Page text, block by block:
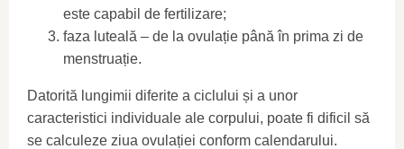
este capabil de fertilizare;
faza luteală – de la ovulație până în prima zi de
menstruație.
Datorită lungimii diferite a ciclului și a unor
caracteristici individuale ale corpului, poate fi dificil să
se calculeze ziua ovulației conform calendarului.